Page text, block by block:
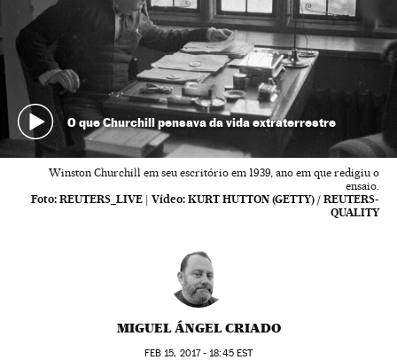
O que Churchill pensava da vida extraterrestre
Winston Churchill em seu escritório em 1939, ano em que redigiu o
ensaio.
Foto: REUTERS_LIVE | Vídeo: KURT HUTTON (GETTY) / REUTERS-
QUALITY
MIGUEL ÁNGEL CRIADO
FEB 15, 2017 - 18:45EST